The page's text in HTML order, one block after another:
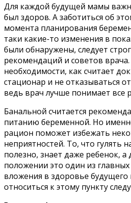
Для каждой будущей мамы
был здоров. А заботиться об
момента планирования
таки какие-то изменения в
были обнаружены, следует
рекомендаций и советов
необходимости, как считает
стационар и не отказываться
ведь врач лучше понимает все
Банальной считается
питанию беременной. Но
рацион поможет избежать
неприятностей. То, что гулять
полезно, знает даже ребенок,
положении это один из главных
вложения в здоровье
относиться к этому пункту